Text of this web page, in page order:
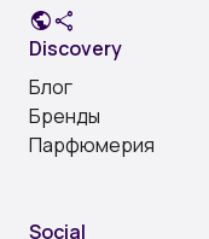
publicshare
Discovery
Блог
Бренды
Парфюмерия
Social